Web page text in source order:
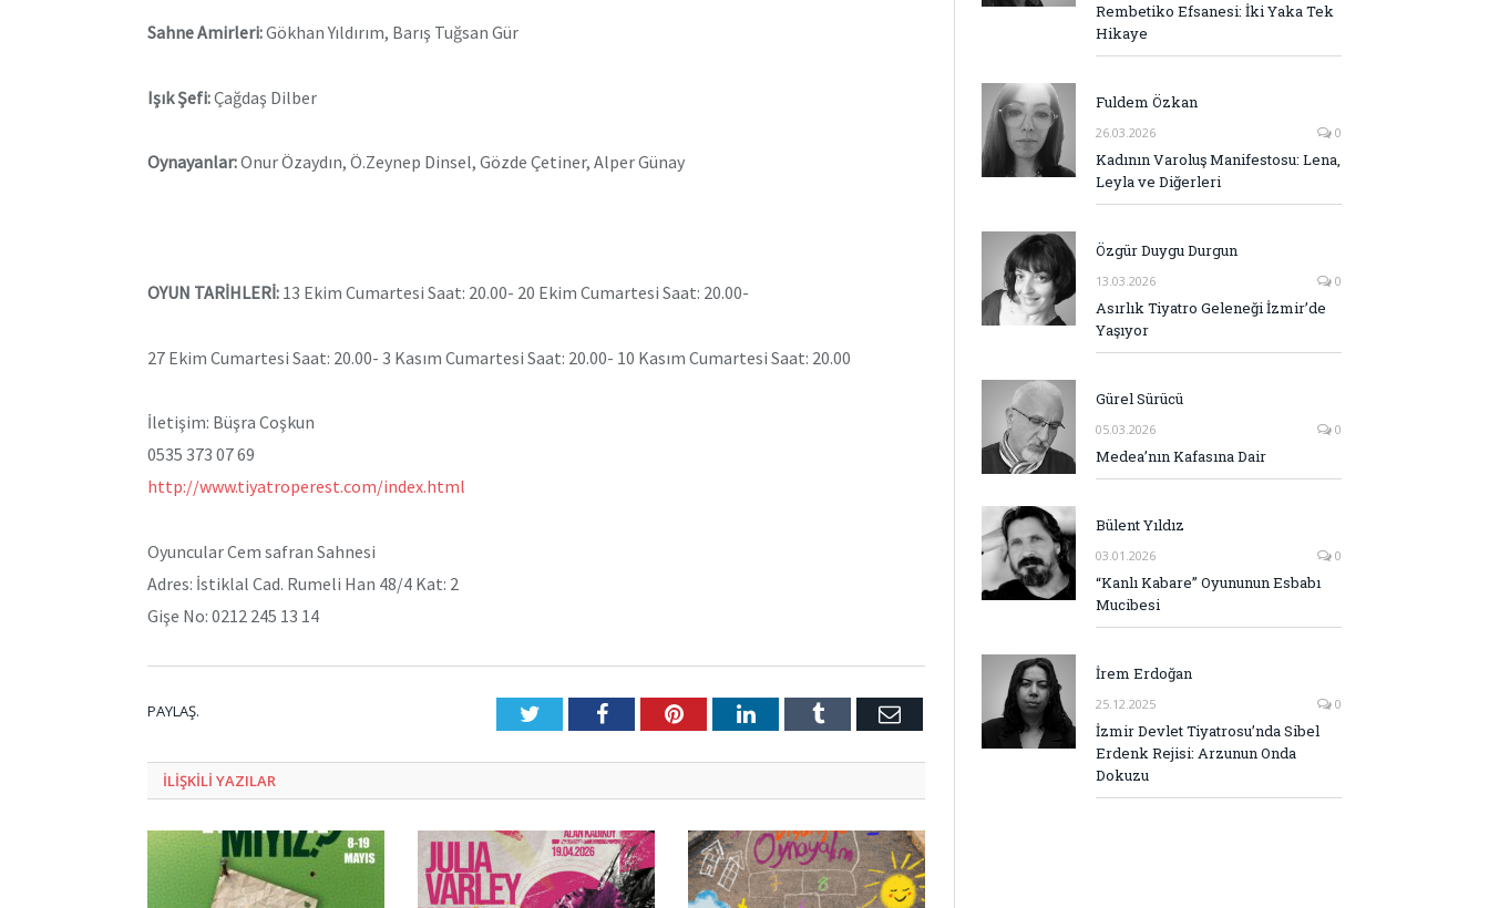
Sahne Amirleri:Gökhan Yıldırım, Barış Tuğsan Gür
Işık Şefi:Çağdaş Dilber
Oynayanlar:Onur Özaydın, Ö.Zeynep Dinsel, Gözde Çetiner, Alper Günay
OYUN TARİHLERİ: 13 Ekim Cumartesi Saat: 20.00- 20 Ekim Cumartesi Saat: 20.00-
27 Ekim Cumartesi Saat: 20.00- 3 Kasım Cumartesi Saat: 20.00- 10 Kasım Cumartesi Saat: 20.00
İletişim: Büşra Coşkun
0535 373 07 69
http://www.tiyatroperest.com/index.html
Oyuncular Cem safran Sahnesi
Adres: İstiklal Cad. Rumeli Han 48/4 Kat: 2
Gişe No: 0212 245 13 14
PAYLAŞ. TwitterFacebookPinterestLinkedInTumblr E-
ILIŞKILI YAZILAR
Rembetiko Efsanesi: İki Yaka Tek
Hikaye
Fuldem Özkan
26.03.2026 0
Kadının Varoluş Manifestosu: Lena,
Leyla ve Diğerleri
Özgür Duygu Durgun
13.03.2026 0
Asırlık Tiyatro Geleneği İzmir’de
Yaşıyor
Gürel Sürücü
05.03.2026 0
Medea’nın Kafasına Dair
Bülent Yıldız
03.01.2026 0
“Kanlı Kabare” Oyununun Esbabı
Mucibesi
İrem Erdoğan
25.12.2025 0
İzmir Devlet Tiyatrosu’nda Sibel
Erdenk Rejisi: Arzunun Onda
Dokuzu